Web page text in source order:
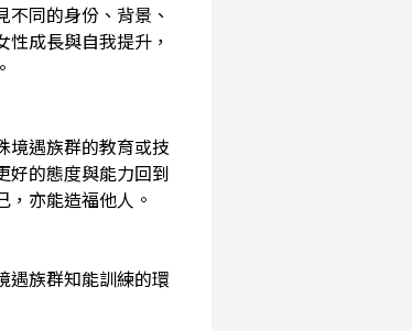
同的身份、背景、
成長與自我提升，
境遇族群的教育或技
好的態度與能力回到
亦能造福他人。
遇族群知能訓練的環